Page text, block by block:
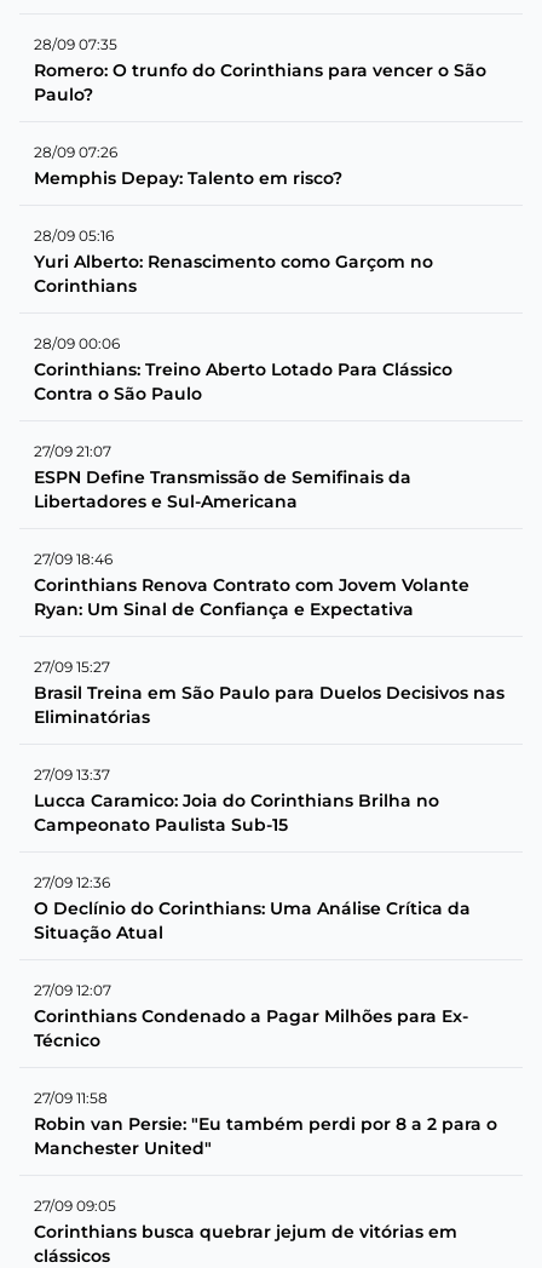
28/09 07:35
Romero: O trunfo do Corinthians para vencer o São
Paulo?
28/09 07:26
Memphis Depay: Talento em risco?
28/09 05:16
Yuri Alberto: Renascimento como Garçom no
Corinthians
28/09 00:06
Corinthians: Treino Aberto Lotado Para Clássico
Contra o São Paulo
27/09 21:07
ESPN Define Transmissão de Semifinais da
Libertadores e Sul-Americana
27/09 18:46
Corinthians Renova Contrato com Jovem Volante
Ryan: Um Sinal de Confiança e Expectativa
27/09 15:27
Brasil Treina em São Paulo para Duelos Decisivos nas
Eliminatórias
27/09 13:37
Lucca Caramico: Joia do Corinthians Brilha no
Campeonato Paulista Sub-15
27/09 12:36
O Declínio do Corinthians: Uma Análise Crítica da
Situação Atual
27/09 12:07
Corinthians Condenado a Pagar Milhões para Ex-
Técnico
27/09 11:58
Robin van Persie: "Eu também perdi por 8 a 2 para o
Manchester United"
27/09 09:05
Corinthians busca quebrar jejum de vitórias em
clássicos